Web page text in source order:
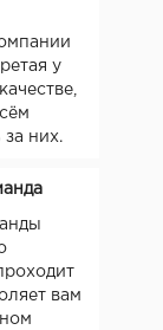
у
за них.
вам